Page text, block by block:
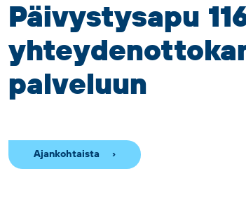
Päivystysapu
palveluun
Ajankohtaista